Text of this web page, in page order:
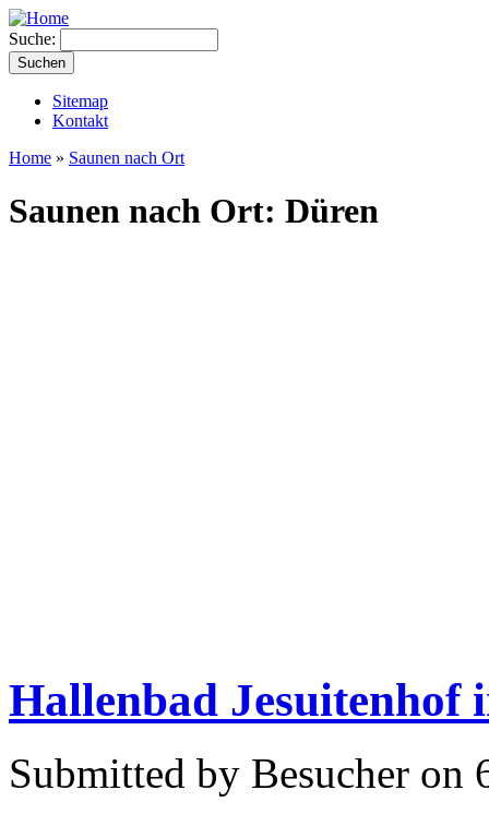
Suche:
Sitemap
Kontakt
Home » Saunen nach Ort
Saunen nach Ort: Düren
Hallenbad Jesuitenhof
Submitted by Besucher on